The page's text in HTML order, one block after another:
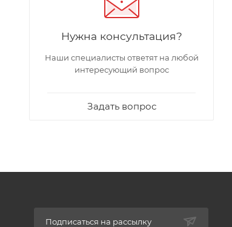
Нужна консультация?
Наши специалисты ответят на любой
интересующий вопрос
Задать вопрос
Подписаться на рассылку